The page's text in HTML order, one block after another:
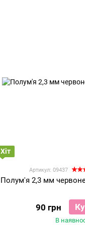
Хіт
Артикул: 09437
Полум'я 2,3 мм
90 грн
В